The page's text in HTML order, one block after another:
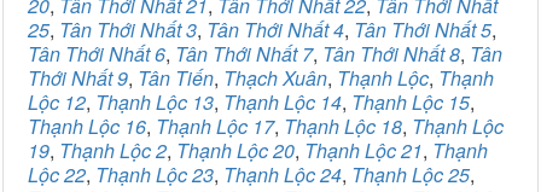
25, Tân Thới Nhất 3, Tân Thới Nhất 4, Tân Thới Nhất 5,
Tân Thới Nhất 6, Tân Thới Nhất 7, Tân Thới Nhất 8, Tân
Thới Nhất 9, Tân Tiến, Thạch Xuân, Thạnh Lộc, Thạnh
Lộc 12, Thạnh Lộc 13, Thạnh Lộc 14, Thạnh Lộc 15,
Thạnh Lộc 16, Thạnh Lộc 17, Thạnh Lộc 18, Thạnh Lộc
19, Thạnh Lộc 2, Thạnh Lộc 20, Thạnh Lộc 21, Thạnh
Lộc 22, Thạnh Lộc 23, Thạnh Lộc 24, Thạnh Lộc 25,